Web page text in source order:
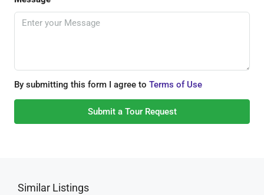
By submitting this form I agree to Terms of Use
Submit a Tour Request
Similar Listings